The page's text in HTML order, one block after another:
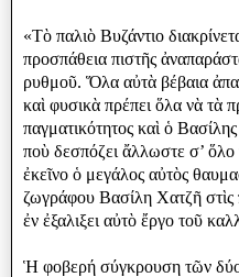
«Τὸ παλιὸ Βυζάντιο
προσπάθεια πιστῆς
ρυθμοῦ. Ὅλα αὐτὰ βέβαια
καὶ φυσικὰ πρέπει ὅλα νὰ τὰ
παγματικότητος καὶ ὁ
ποὺ δεσπόζει ἄλλωστε σ’
ἐκεῖνο ὁ μεγάλος αὐτὸς
ζωγράφου Βασίλη Χατζῆ στὶς
ἐν ἐξαλιξει αὐτὸ ἔργο τοῦ
Ἡ φοβερή σύγκρουση τῶν